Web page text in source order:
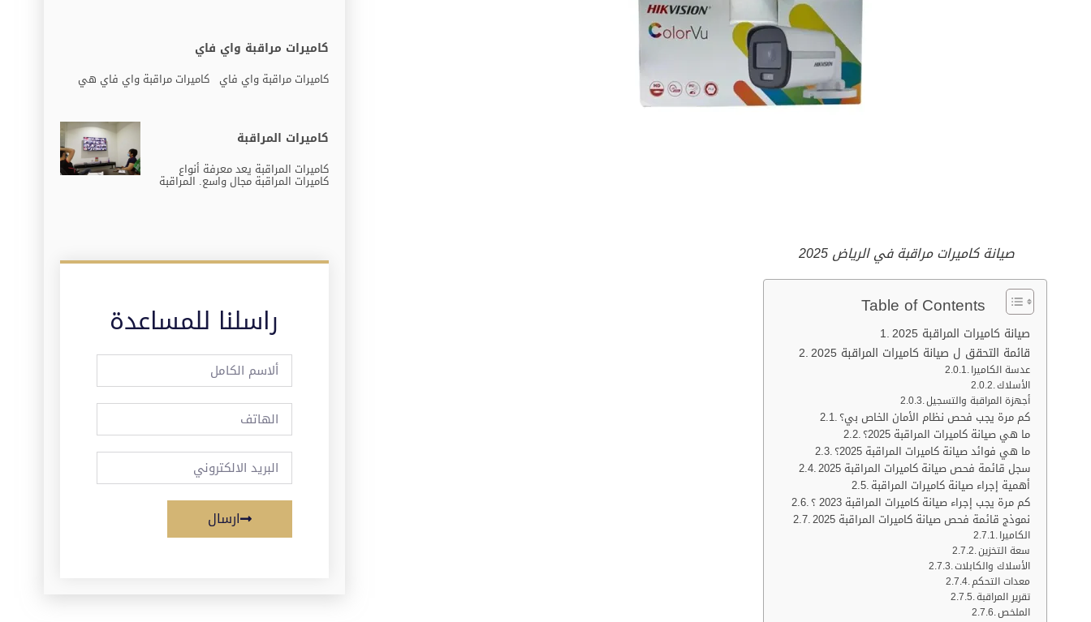
صيانة كاميرات مراقبة في الرياض 2025
Table of Contents
صيانة كاميرات المراقبة 2025
قائمة التحقق ل صيانة كاميرات المراقبة 2025
عدسة الكاميرا
الأسلاك
أجهزة المراقبة والتسجيل
كم مرة يجب فحص نظام الأمان الخاص بي؟
ما هي صيانة كاميرات المراقبة 2025؟
ما هي فوائد صيانة كاميرات المراقبة 2025؟
سجل قائمة فحص صيانة كاميرات المراقبة 2025
أهمية إجراء صيانة كاميرات المراقبة
كم مرة يجب إجراء صيانة كاميرات المراقبة 2023 ؟
نموذج قائمة فحص صيانة كاميرات المراقبة 2025
الكاميرا
سعة التخزين
الأسلاك والكابلات
معدات التحكم
تقرير المراقبة
الملخص
كاميرات مراقبة واي فاي
كاميرات مراقبة واي فاي كاميرات مراقبة واي فاي هي
كاميرات المراقبة
كاميرات المراقبة يعد معرفة أنواع
كاميرات المراقبة مجال واسع. المراقبة
راسلنا للمساعدة
ارسال